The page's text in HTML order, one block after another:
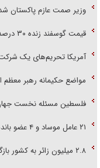
وزیر صمت عازم پاکستان
قیمت گوسفند زنده ۳۰ درصد کاهش یافت؛ گوشت ارزان نشد
آمریکا تحریم‌های یک شرکت
مواضع حکیمانه رهبر معظم
فلسطین مسئله نخست
۲۱ عامل موساد و ۴ عضو باند‌های مسلح بازداشت شدند
۲.۸ میلیون زائر به کشور بازگشتند